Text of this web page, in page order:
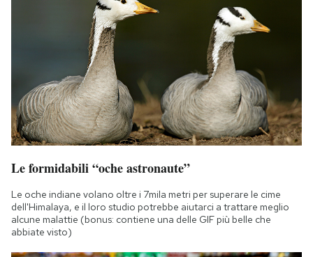
Le formidabili “oche astronaute”
Le oche indiane volano oltre i 7mila metri per superare le cime
dell'Himalaya, e il loro studio potrebbe aiutarci a trattare meglio
alcune malattie (bonus: contiene una delle GIF più belle che
abbiate visto)